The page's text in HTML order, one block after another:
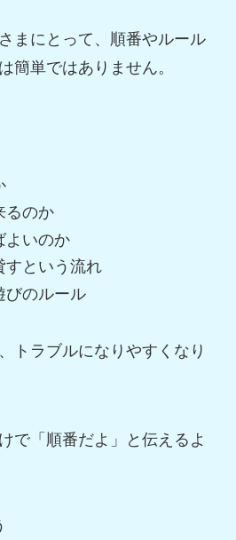
まにとって、順番やルール
簡単ではありません。
るのか
よいのか
すという流れ
びのルール
トラブルになりやすくなり
で「順番だよ」と伝えるよ